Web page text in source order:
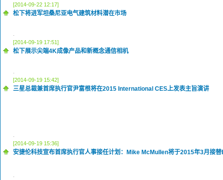
[2014-09-22 12:17]
松下将进军坦桑尼亚电气建筑材料潜在市场
.
[2014-09-19 17:51]
松下展示尖端4K成像产品和新概念通信相机
.
[2014-09-19 15:42]
三星总裁兼首席执行官尹富根将在2015 International CES上发表主旨演讲
.
[2014-09-19 15:36]
安捷伦科技宣布首席执行官人事接任计划：Mike McMullen将于2015年3月接
.